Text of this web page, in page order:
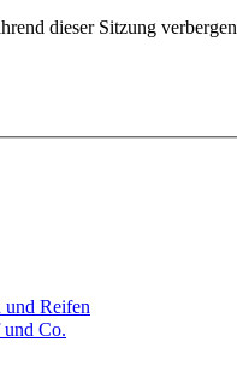
dieser Sitzung verbergen
Reifen
Co.